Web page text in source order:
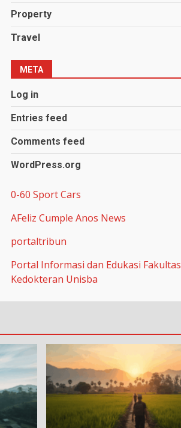
Property
Travel
META
Log in
Entries feed
Comments feed
WordPress.org
0-60 Sport Cars
AFeliz Cumple Anos News
portaltribun
Portal Informasi dan Edukasi Fakultas
Kedokteran Unisba